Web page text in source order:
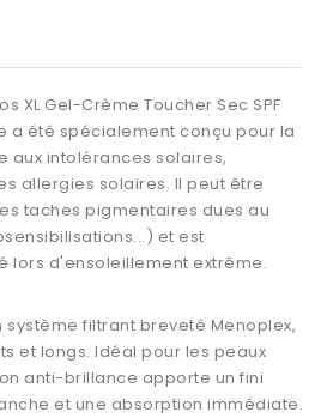
XL Gel-Crème Toucher Sec SPF
a été spécialement conçu pour la
aux intolérances solaires,
allergies solaires. Il peut être
taches pigmentaires dues au
et est
lors d'ensoleillement extrême.
système filtrant breveté Menoplex,
et longs. Idéal pour les peaux
anti-brillance apporte un fini
et une absorption immédiate.